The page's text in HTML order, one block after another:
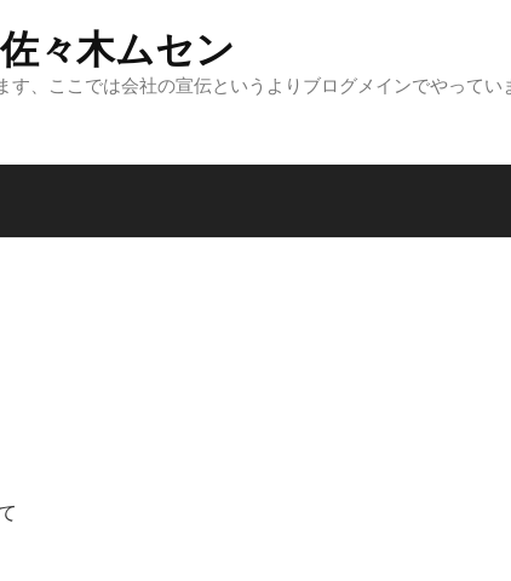
々木ムセン
、ここでは会社の宣伝というよりブログメインでやってい